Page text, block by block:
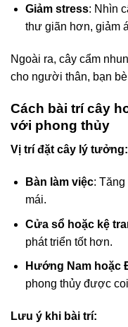
Giảm stress: Nhìn
thư giãn hơn, giảm
Ngoài ra, cây cẩm
cho người thân, bạn
Cách bài trí cây
với phong thủy
Vị trí đặt cây lý tưởng:
Bàn làm việc: Tăng
mái.
Cửa sổ hoặc kệ
phát triển tốt hơn.
Hướng Nam hoặc
phong thủy được
Lưu ý khi bài trí: